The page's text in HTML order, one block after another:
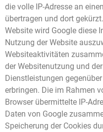
die volle IP-Adresse an
übertragen und dort
Website wird Google diese
Nutzung der Website
Websiteaktivitäten
der Websitenutzung und
Dienstleistungen
erbringen. Die im Rahmen
Browser übermittelte IP-
Daten von Google
Speicherung der Cookies